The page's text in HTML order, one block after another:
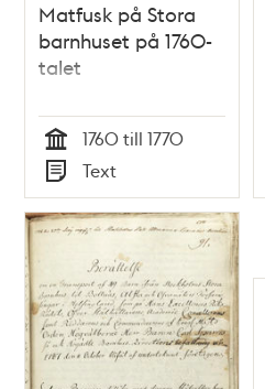
Matfusk på Stora
barnhuset på 1760-
talet
Tid
1760 till 1770
Typ
Text